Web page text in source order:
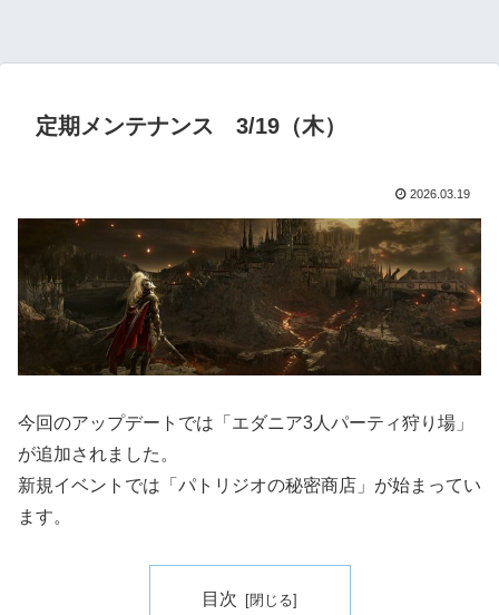
定期メンテナンス 3/19（木）
2026.03.19
今回のアップデートでは「エダニア3人パーティ狩り場」
が追加されました。
新規イベントでは「パトリジオの秘密商店」が始まってい
ます。
目次